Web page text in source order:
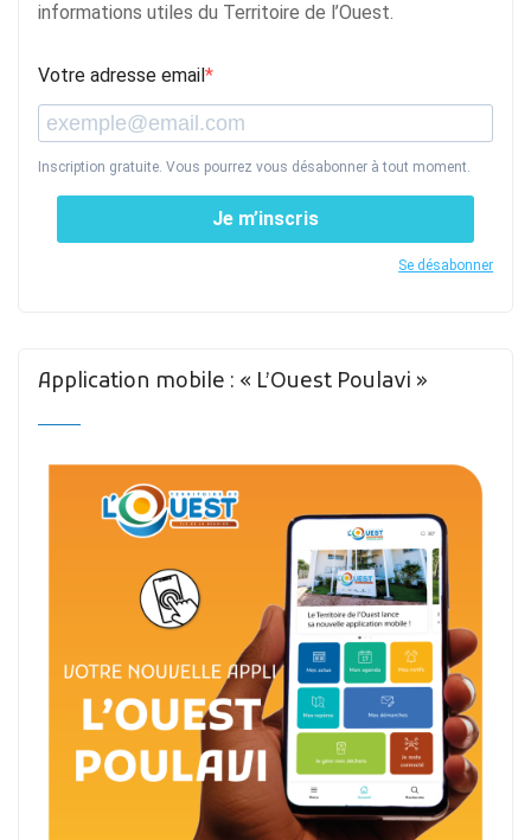
informations utiles du Territoire de l’Ouest.
Votre adresse email
Inscription gratuite. Vous pourrez vous désabonner à tout moment.
Je m’inscris
Se désabonner
Application mobile : « L’Ouest Poulavi »